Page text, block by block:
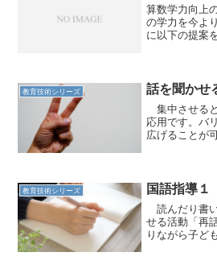
算数学力向
の学力を今よ
に以下の提案
る。（２）教
教育技術シリーズ 話を聞かせ
集中させる
応用です。バ
広げることが
教育技術シリーズ 国語指導
読んだり書
せる活動「再
りながら子ど